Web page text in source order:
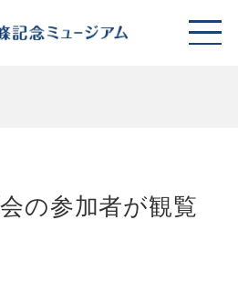
の参加者が観覧